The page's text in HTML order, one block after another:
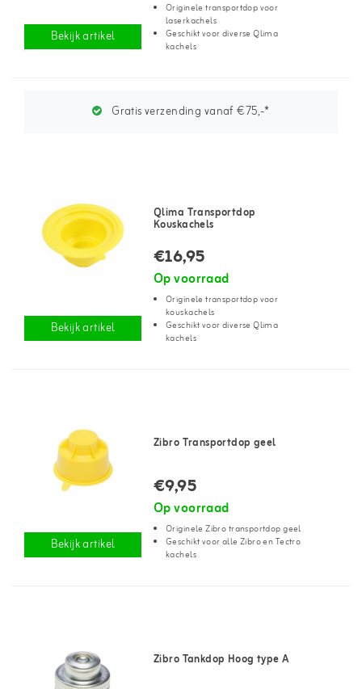
Bekijk artikel
Originele transportdop voor
laserkachels
Geschikt voor diverse Qlima
kachels
Gratis verzending vanaf €75,-*
Bekijk artikel
Qlima Transportdop
Kouskachels
€16,95
Op voorraad
Originele transportdop voor
kouskachels
Geschikt voor diverse Qlima
kachels
Bekijk artikel
Zibro Transportdop geel
€9,95
Op voorraad
Originele Zibro transportdop geel
Geschikt voor alle Zibro en Tectro
kachels
Zibro Tankdop Hoog type A